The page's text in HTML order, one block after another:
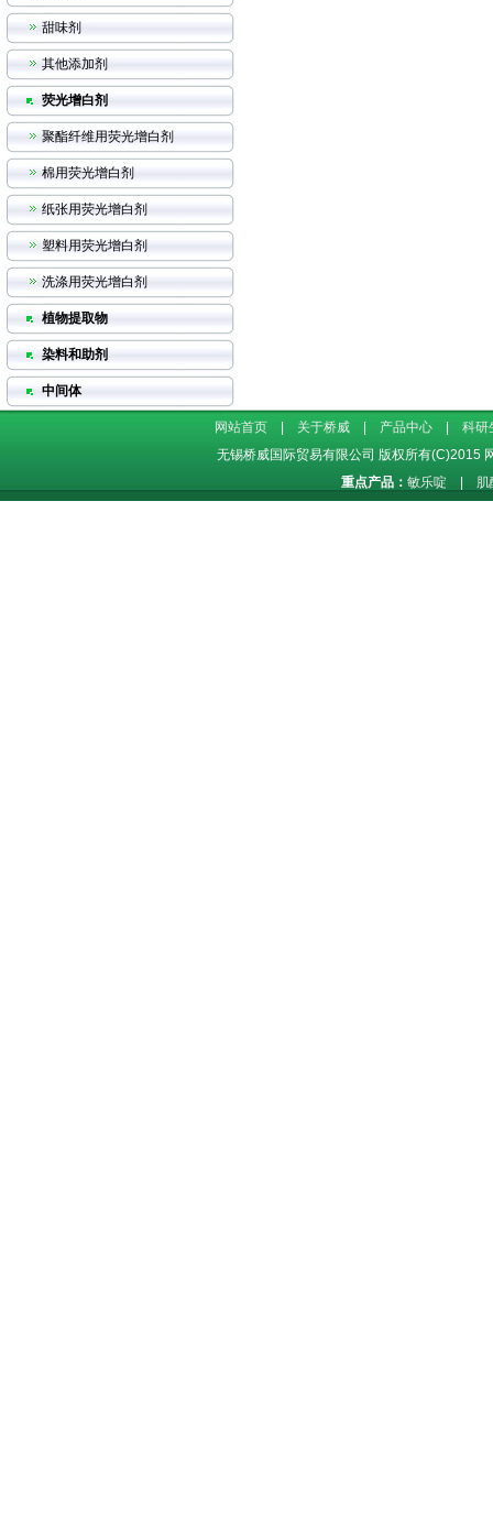
甜味剂
其他添加剂
荧光增白剂
聚酯纤维用荧光增白剂
棉用荧光增白剂
纸张用荧光增白剂
塑料用荧光增白剂
洗涤用荧光增白剂
植物提取物
染料和助剂
中间体
网站首页 关于桥威 产品中心
科研
无锡桥威国际贸易有限公司 版权所有(C)2015
重点产品： 敏乐啶 肌